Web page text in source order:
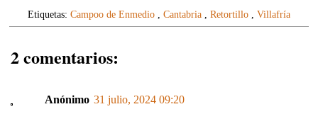
Etiquetas: Campoo de Enmedio , Cantabria , Retortillo , Villafría
2 comentarios:
Anónimo 31 julio, 2024 09:20